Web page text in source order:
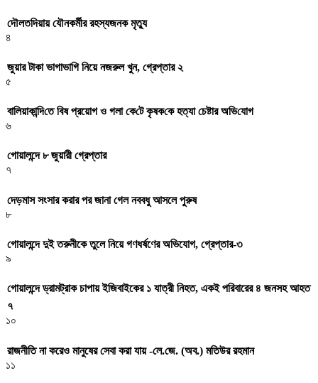
দৌলতদিয়ায় যৌনকর্মীর রহস্যজনক মৃত্যু
৪
জুয়ার টাকা ভাগাভাগি নিয়ে নজরুল খুন, গ্রেপ্তার ২
৫
বা‌লিয়াকা‌ন্দি‌তে বিষ প্রয়োগ ও গলা কে‌টে কৃষক‌কে হত্যা চেষ্টার অ‌ভি‌যোগ
৬
গোয়ালন্দে ৮ জুয়ারী গ্রেপ্তার
৭
দেড়মাস সংসার করার পর জানা গেল নববধু আসলে পুরুষ
৮
গোয়ালন্দে দুই তরুনীকে তুলে নিয়ে গণধর্ষণের অভিযোগ, গ্রেপ্তার-৩
৯
গোয়ালন্দে ড্রামট্রাক চাপায় ইজিবাইকের ১ যাত্রী নিহত, একই পরিবারের ৪ জনসহ আহত
৭
১০
রাজনীতি না করেও মানুষের সেবা করা যায় -লে.জে. (অব.) মতিউর রহমান
১১